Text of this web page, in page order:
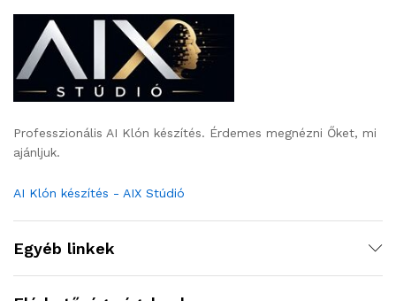
Professzionális AI Klón készítés. Érdemes megnézni Őket, mi
ajánljuk.
AI Klón készítés - AIX Stúdió
Egyéb linkek